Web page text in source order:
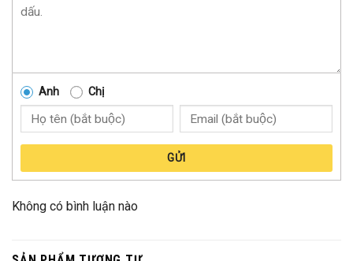
Anh Chị
GỬI
Không có bình luận nào